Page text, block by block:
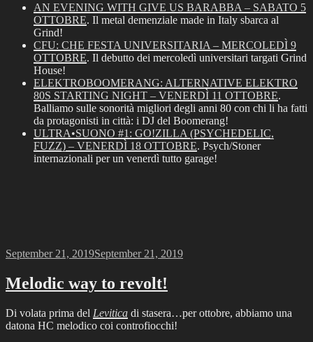
AN EVENING WITH GIVE US BARABBA – SABATO 5
OTTOBRE. Il metal demenziale made in Italy sbarca al
Grind!
CFU: CHE FESTA UNIVERSITARIA – MERCOLEDÌ 9
OTTOBRE. Il debutto dei mercoledì universitari targati Grind
House!
ELEKTROBOOMERANG: ALTERNATIVE ELEKTRO
80S STARTING NIGHT – VENERDÌ 11 OTTOBRE.
Balliamo sulle sonorità migliori degli anni 80 con chi li ha fatti
da protagonisti in città: i DJ del Boomerang!
ULTRA•SUONO #1: GO!ZILLA (PSYCHEDELIC,
FUZZ) – VENERDÌ 18 OTTOBRE. Psych/Stoner
internazionali per un venerdì tutto garage!
Posted
September 21, 2019September 21, 2019
Melodic way to revolt!
Di volata prima del Levitica di stasera…per ottobre, abbiamo una
datona HC melodico coi controfiocchi!